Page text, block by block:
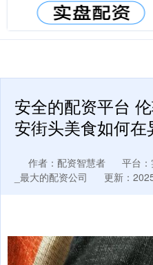
安全的配资平台
安街头美食如何在
作者：配资智慧者
平台
_最大的配资公司
更新：